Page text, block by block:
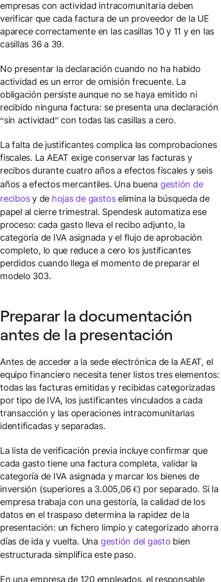
empresas con actividad intracomunitaria deben
verificar que cada factura de un proveedor de la UE
aparece correctamente en las casillas 10 y 11 y en las
casillas 36 a 39.
No presentar la declaración cuando no ha habido
actividad es un error de omisión frecuente. La
obligación persiste aunque no se haya emitido ni
recibido ninguna factura: se presenta una declaración
“sin actividad” con todas las casillas a cero.
La falta de justificantes complica las comprobaciones
fiscales. La AEAT exige conservar las facturas y
recibos durante cuatro años a efectos fiscales y seis
años a efectos mercantiles. Una buena gestión de
recibosy de hojas de gastoselimina la búsqueda de
papel al cierre trimestral. Spendesk automatiza ese
proceso: cada gasto lleva el recibo adjunto, la
categoría de IVA asignada y el flujo de aprobación
completo, lo que reduce a cero los justificantes
perdidos cuando llega el momento de preparar el
modelo 303.
Preparar la documentación
antes de la presentación
Antes de acceder a la sede electrónica de la AEAT, el
equipo financiero necesita tener listos tres elementos:
todas las facturas emitidas y recibidas categorizadas
por tipo de IVA, los justificantes vinculados a cada
transacción y las operaciones intracomunitarias
identificadas y separadas.
La lista de verificación previa incluye confirmar que
cada gasto tiene una factura completa, validar la
categoría de IVA asignada y marcar los bienes de
inversión (superiores a 3.005,06 €) por separado. Si la
empresa trabaja con una gestoría, la calidad de los
datos en el traspaso determina la rapidez de la
presentación: un fichero limpio y categorizado ahorra
días de ida y vuelta. Una gestión del gasto bien
estructurada simplifica este paso.
En una empresa de 120 empleados, el responsable